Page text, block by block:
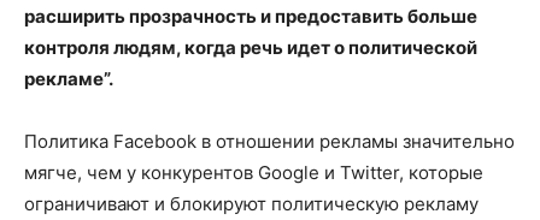
расширить прозрачность и предоставить больше
контроля людям, когда речь идет о политической
рекламе”.
Политика Facebook в отношении рекламы значительно
мягче, чем у конкурентов Google и Twitter, которые
ограничивают и блокируют политическую рекламу